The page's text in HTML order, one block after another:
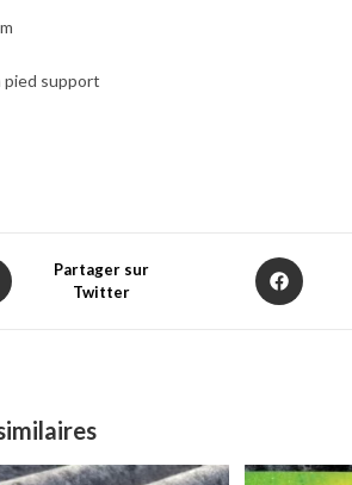
pied support
Partager sur
Twitter
Opens
in